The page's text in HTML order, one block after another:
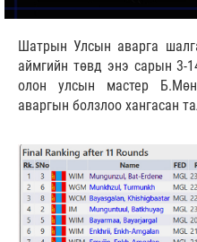
Шатрын Улсын аварга
аймгийн төвд энэ сарын 3-
олон улсын мастер
аваргын болзлоо хангасан